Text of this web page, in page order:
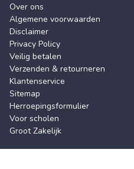
Over ons
Algemene voorwaarden
Disclaimer
Privacy Policy
Veilig betalen
Verzenden & retourneren
Klantenservice
Sitemap
Herroepingsformulier
Voor scholen
Groot Zakelijk